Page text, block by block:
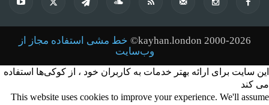
kayhan.london 2000-2026©
خط مشی استفاده مجاز از
وب‌سایت
این سایت برای ارائه بهتر خدمات به کاربران خود ، از کوکی‌ها استفاده
می کند
This website uses cookies to improve your experience. We'll assume